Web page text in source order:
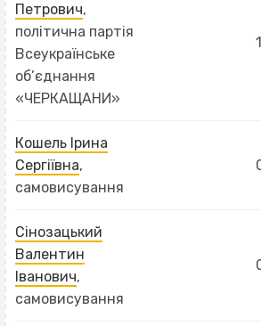
Петрович,
політична партія
Всеукраїнське
об’єднання
«ЧЕРКАЩАНИ»
Кошель Ірина
Сергіївна,
самовисування
Сінозацький
Валентин
Іванович,
самовисування